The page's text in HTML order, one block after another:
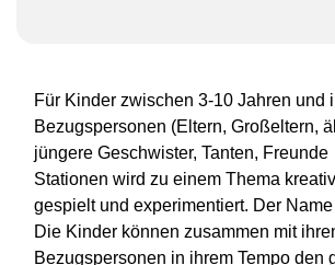
Für Kinder zwischen 3-10 Jahren und
Bezugspersonen (Eltern, Großeltern,
jüngere Geschwister, Tanten,
Stationen wird zu einem Thema
gespielt und experimentiert. Der
Die Kinder können zusammen mit
Bezugspersonen in ihrem Tempo den